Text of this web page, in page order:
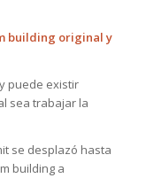
building original y
puede existir
sea trabajar la
se desplazó hasta
building a